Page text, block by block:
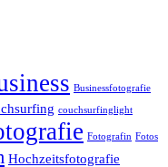
Businessfotografie
couchsurfinglight
Fotografin Fotos
Hochzeitsfotografie